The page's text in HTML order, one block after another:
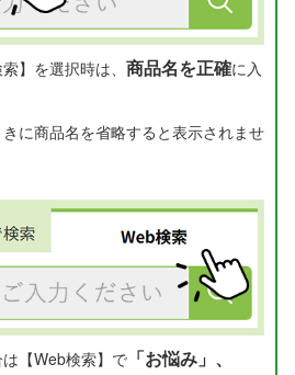
】を選択時は、 商品名を正確に入
に商品名を省略すると表示されませ
【Web検索】で 「お悩み」、